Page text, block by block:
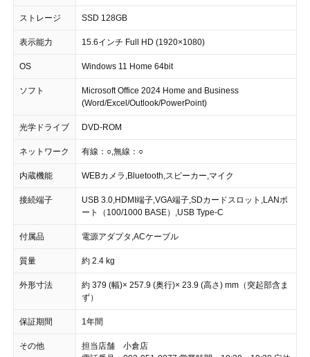
ストレージ SSD 128GB
表示能力 15.6インチ Full HD (1920×1080)
OS Windows 11 Home 64bit
ソフト
Microsoft Office 2024 Home and Business
(Word/Excel/Outlook/PowerPoint)
光学ドライブ DVD-ROM
ネットワーク 有線：○,無線：○
内蔵機能 WEBカメラ,Bluetooth,スピーカー,マイク
接続端子
USB 3.0,HDMI端子,VGA端子,SDカードスロット,LANポ
ート（100/1000 BASE）,USB Type-C
付属品 電源アダプタ,ACケーブル
質量 約 2.4 kg
外形寸法
約 379 (幅)× 257.9 (奥行)× 23.9 (高さ) mm（突起部含ま
ず）
保証期間 1年間
その他
担当店舗 小倉店